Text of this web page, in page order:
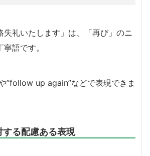
失礼いたします」は、「再び」のニ
語です。
”follow up again”などで表現できま
る配慮ある表現